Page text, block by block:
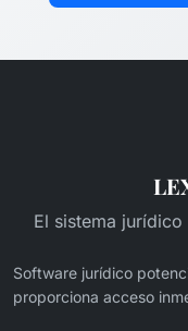
El sistema
Software jurídico
proporciona acceso